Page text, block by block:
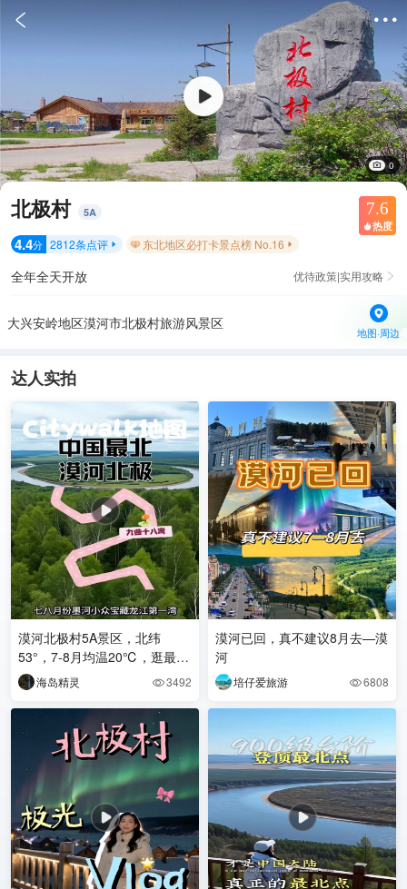
 
0
北极村 5A 7.6
 热度
4.4分 2812条点评  东北地区必打卡景点榜 No.16 
全年全天开放 优待政策|实用攻略 
大兴安岭地区漠河市北极村旅游风景区
地图·周边
达人实拍
漠河北极村5A景区，北纬
53°，7‑8月均温20℃，逛最北
地标，赏白夜、大兴安岭林海
与界江风光 。
海岛精灵 3492
漠河已回，真不建议8月去—漠
河
培仔爱旅游 6808